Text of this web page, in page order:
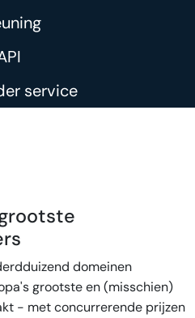
service
domeinen
grootste en (misschien)
- met concurrerende prijzen